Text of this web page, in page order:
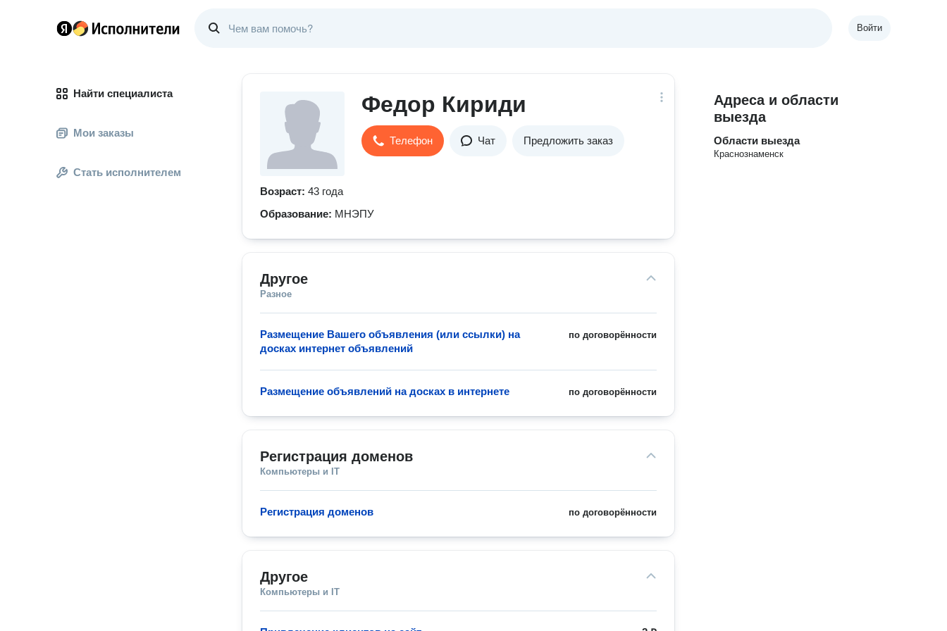
Войти
Найти специалиста
Мои заказы
Стать исполнителем
Федор Кириди
Телефон Чат Предложить заказ
Возраст: 43 года
Образование: МНЭПУ
Другое
Разное
по договорённости
Размещение Вашего объявления (или ссылки) на
досках интернет объявлений
по договорённости
Размещение объявлений на досках в интернете
Регистрация доменов
Компьютеры и IT
по договорённости
Регистрация доменов
Другое
Компьютеры и IT
Адреса и области
выезда
Области выезда
Краснознаменск